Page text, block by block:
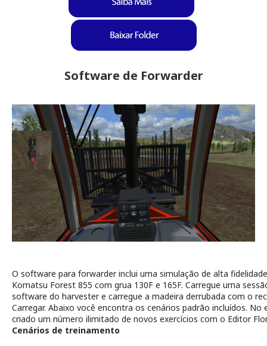
Software de Forwarder
O software para forwarderinclui uma simulação de alta
Komatsu Forest 855 com grua 130F e 165F. Carregue uma
software do harvestere carregue a madeira derrubada com o
Carregar. Abaixo você encontra os cenários padrão incluídos.
criado um número ilimitado de novos exercícios com o Editor
Cenários de treinamento